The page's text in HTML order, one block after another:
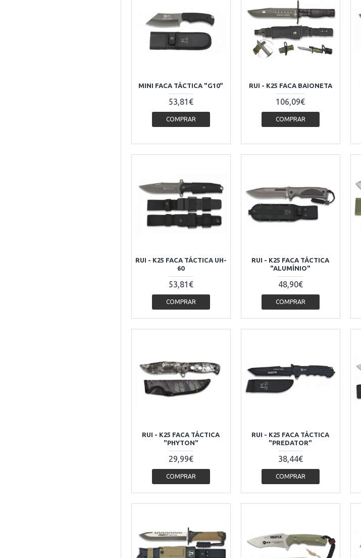
MINI FACA TÁCTICA "G10"
53,81€
COMPRAR
RUI - K25 FACA BAIONETA
106,09€
COMPRAR
RUI - K25 FACA TÁCTICA UH-
60
53,81€
COMPRAR
RUI - K25 FACA TÁCTICA
"ALUMÍNIO"
48,90€
COMPRAR
RUI - K25 FACA TÁCTICA
"PHYTON"
29,99€
COMPRAR
RUI - K25 FACA TÁCTICA
"PREDATOR"
38,44€
COMPRAR